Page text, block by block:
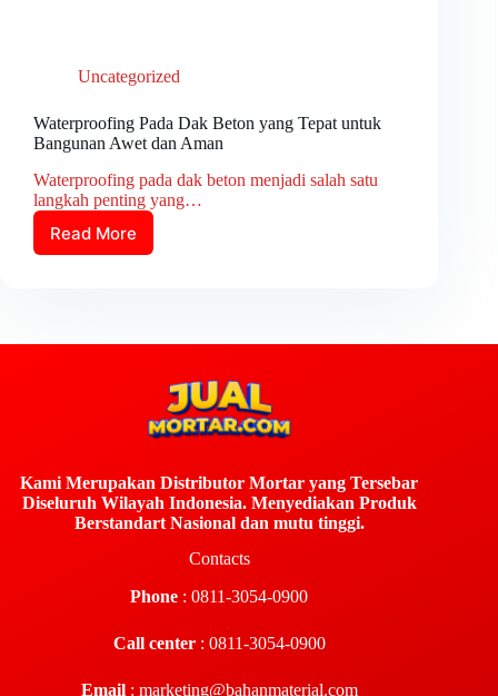
Uncategorized
Waterproofing Pada Dak Beton yang Tepat untuk
Bangunan Awet dan Aman
Waterproofing pada dak beton menjadi salah satu
langkah penting yang…
Read More
Kami Merupakan Distributor Mortar yang Tersebar
Diseluruh Wilayah Indonesia. Menyediakan Produk
Berstandart Nasional dan mutu tinggi.
Contacts
Phone : 0811-3054-0900
Call center : 0811-3054-0900
Email: marketing@bahanmaterial.com